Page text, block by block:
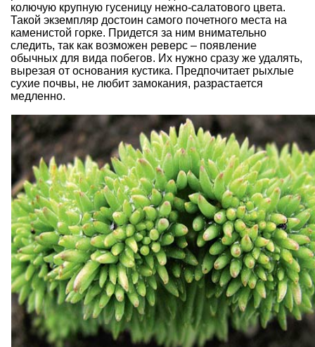
колючую крупную гусеницу нежно-салатового цвета.
Такой экземпляр достоин самого почетного места на
каменистой горке. Придется за ним внимательно
следить, так как возможен реверс – появление
обычных для вида побегов. Их нужно сразу же удалять,
вырезая от основания кустика. Предпочитает рыхлые
сухие почвы, не любит замокания, разрастается
медленно.